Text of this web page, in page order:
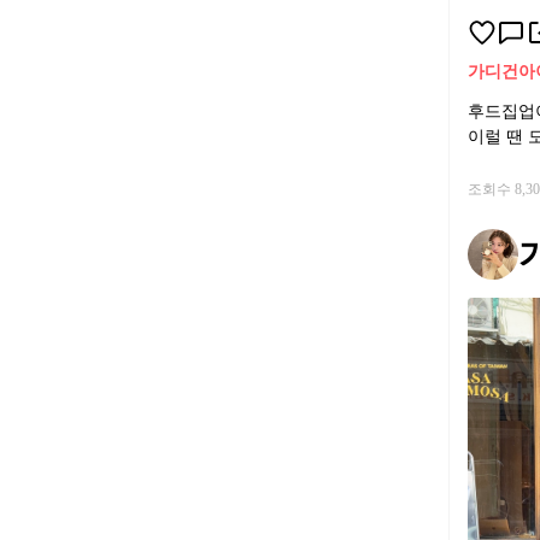
가디건아
후드집
이럴 땐
조회수